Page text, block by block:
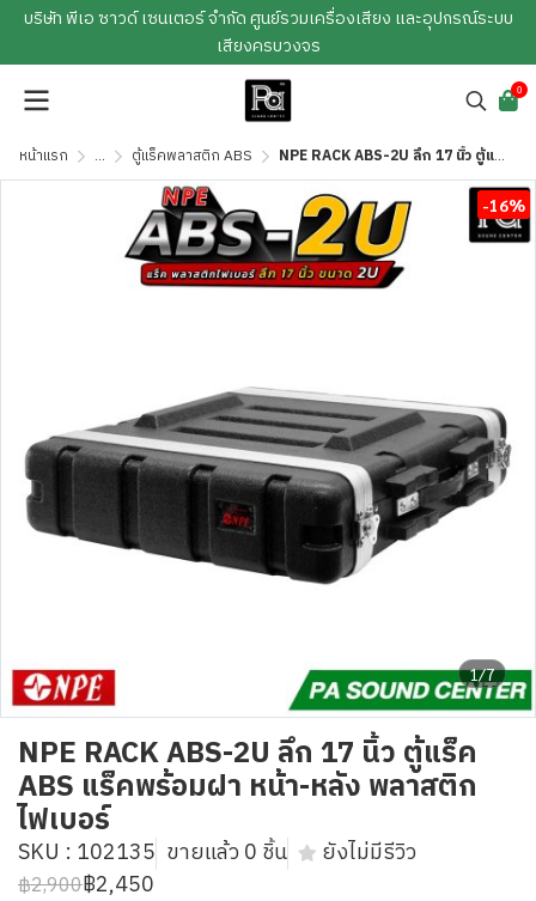
บริษัท พีเอ ซาวด์ เซนเตอร์ จำกัด ศูนย์รวมเครื่องเสียง และอุปกรณ์ระบบ
เสียงครบวงจร
0
หน้าแรก ... ตู้แร็คพลาสติก ABS NPE RACK ABS-2U ลึก 17 นิ้ว ตู้แร็ค ABS แร็คพร้อมฝา หน้า-หลัง พลาสติกไฟเบอร์
1/7
-16%
NPE RACK ABS-2U ลึก 17 นิ้ว ตู้แร็ค
ABS แร็คพร้อมฝา หน้า-หลัง พลาสติก
ไฟเบอร์
SKU : 102135 ขายแล้ว 0 ชิ้น ยังไม่มีรีวิว
฿2,900฿2,450